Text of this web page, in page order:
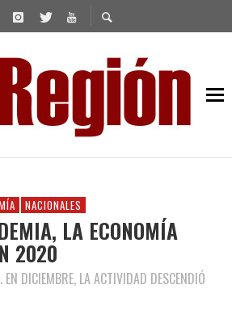
NACIONALES
LA ECONOMÍA
2020
EN DICIEMBRE, LA ACTIVIDAD DESCENDIÓ